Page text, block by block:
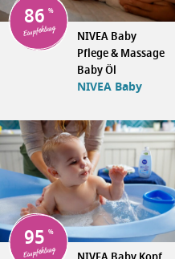
86
Empfehlung
NIVEA Baby
Pflege & Massage
Baby Öl
NIVEA Baby
95
Empfehlung